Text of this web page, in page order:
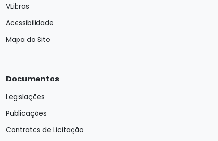
VLibras
Acessibilidade
Mapa do Site
Documentos
Legislações
Publicações
Contratos de Licitação